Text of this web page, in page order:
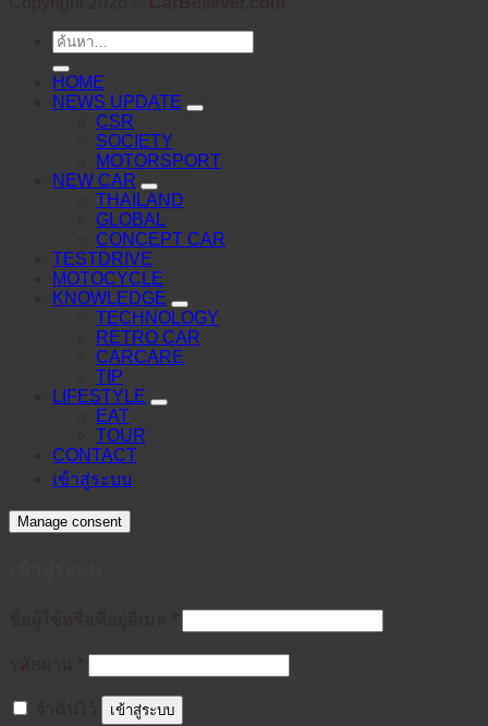
ค้นหา:
HOME
NEWS UPDATE
CSR
SOCIETY
MOTORSPORT
NEW CAR
THAILAND
GLOBAL
CONCEPT CAR
TESTDRIVE
MOTOCYCLE
KNOWLEDGE
TECHNOLOGY
RETRO CAR
CARCARE
TIP
LIFESTYLE
EAT
TOUR
CONTACT
เข้าสู่ระบบ
Manage consent
เข้าสู่ระบบ